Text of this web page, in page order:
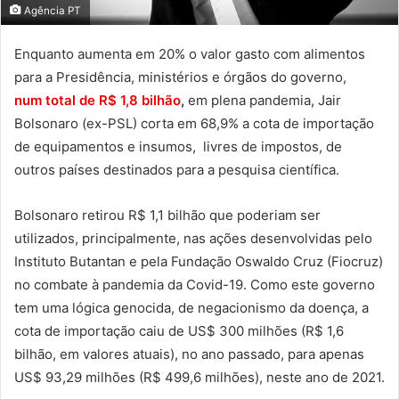
Agência PT
Enquanto aumenta em 20% o valor gasto com alimentos
para a Presidência, ministérios e órgãos do governo,
num total de R$ 1,8 bilhão, em plena pandemia, Jair
Bolsonaro (ex-PSL) corta em 68,9% a cota de importação
de equipamentos e insumos, livres de impostos, de
outros países destinados para a pesquisa científica.
Bolsonaro retirou R$ 1,1 bilhão que poderiam ser
utilizados, principalmente, nas ações desenvolvidas pelo
Instituto Butantan e pela Fundação Oswaldo Cruz (Fiocruz)
no combate à pandemia da Covid-19. Como este governo
tem uma lógica genocida, de negacionismo da doença, a
cota de importação caiu de US$ 300 milhões (R$ 1,6
bilhão, em valores atuais), no ano passado, para apenas
US$ 93,29 milhões (R$ 499,6 milhões), neste ano de 2021.